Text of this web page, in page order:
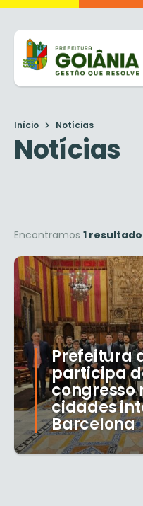
Início Notícias
Notícias
Encontramos 1 resultado
Prefeitura
participa
congresso
cidades
Barcelona